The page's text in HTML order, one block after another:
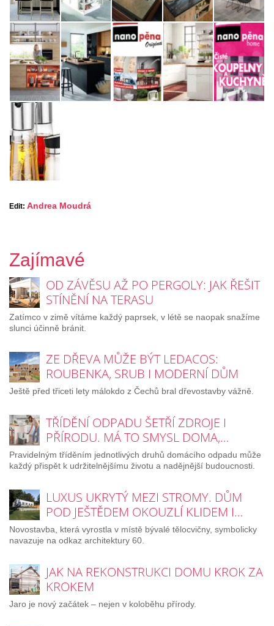
Edit: Andrea Moudrá
Zajímavé
OD ZÁVĚSU AŽ PO PERGOLY: JAK ŘEŠIT
STÍNĚNÍ NA TERASU
Zatímco v zimě vítáme každý paprsek, v létě se naopak snažíme
slunci účinně bránit.
ZE DŘEVA MŮŽE BÝT LEDACOS:
ROUBENKA, SRUB I MODERNÍ DŮM
Ještě před třiceti lety málokdo z Čechů bral dřevostavby vážně.
TŘÍDĚNÍ ODPADU ŠETŘÍ ZDROJE I
PŘÍRODU. MÁ TO SMYSL DOMA,…
Pravidelným tříděním jednotlivých druhů domácího odpadu může
každý přispět k udržitelnějšímu životu a nadějnější budoucnosti.
LUXUS UKRYTÝ MEZI STROMY. DŮM
POD JEŠTĚDEM OKOUZLÍ KLIDEM I…
Novostavba, která vyrostla v místě bývalé tělocvičny, symbolicky
navazuje na odkaz architektury 60.
JAK NA REKONSTRUKCI DOMU KROK ZA
KROKEM
Jaro je nový začátek – nejen v koloběhu přírody.